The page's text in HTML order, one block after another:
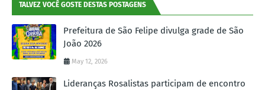
TALVEZ VOCÊ GOSTE DESTAS POSTAGENS
Prefeitura de São Felipe divulga grade de São
João 2026
May 12, 2026
Lideranças Rosalistas participam de encontro